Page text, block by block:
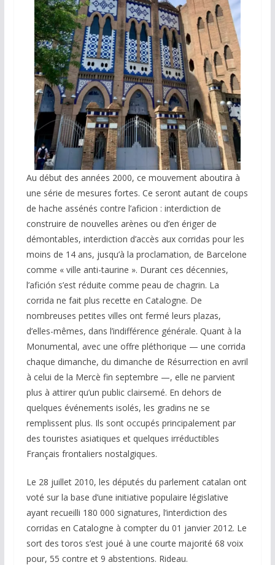
Au début des années 2000, ce mouvement aboutira à
une série de mesures fortes. Ce seront autant de coups
de hache assénés contre l’aficion : interdiction de
construire de nouvelles arènes ou d’en ériger de
démontables, interdiction d’accès aux corridas pour les
moins de 14 ans, jusqu’à la proclamation, de Barcelone
comme « ville anti-taurine ». Durant ces décennies,
l’afición s’est réduite comme peau de chagrin. La
corrida ne fait plus recette en Catalogne. De
nombreuses petites villes ont fermé leurs plazas,
d’elles-mêmes, dans l’indifférence générale. Quant à la
Monumental, avec une offre pléthorique — une corrida
chaque dimanche, du dimanche de Résurrection en avril
à celui de la Mercè fin septembre —, elle ne parvient
plus à attirer qu’un public clairsemé. En dehors de
quelques événements isolés, les gradins ne se
remplissent plus. Ils sont occupés principalement par
des touristes asiatiques et quelques irréductibles
Français frontaliers nostalgiques.
Le 28 juillet 2010, les députés du parlement catalan ont
voté sur la base d’une initiative populaire législative
ayant recueilli 180 000 signatures, l’interdiction des
corridas en Catalogne à compter du 01 janvier 2012. Le
sort des toros s’est joué à une courte majorité 68 voix
pour, 55 contre et 9 abstentions. Rideau.